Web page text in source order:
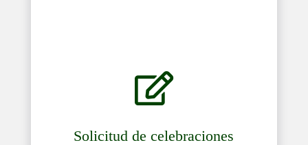

Solicitud de celebraciones